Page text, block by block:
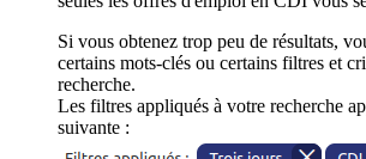
Si vous obtenez trop peu de résultats,
certains mots-clés ou certains filtres et
recherche.
Les filtres appliqués à votre recherche
suivante :